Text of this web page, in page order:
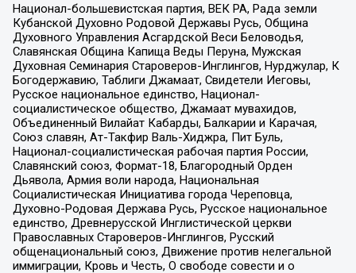
Национал-большевистская партия, ВЕК РА, Рада земли
Кубанской Духовно Родовой Державы Русь, Община
Духовного Управления Асгардской Веси Беловодья,
Славянская Община Капища Веды Перуна, Мужская
Духовная Семинария Староверов-Инглингов, Нурджулар, К
Богодержавию, Таблиги Джамаат, Свидетели Иеговы,
Русское национальное единство, Национал-
социалистическое общество, Джамаат мувахидов,
Объединенный Вилайат Кабарды, Балкарии и Карачая,
Союз славян, Ат-Такфир Валь-Хиджра, Пит Буль,
Национал-социалистическая рабочая партия России,
Славянский союз, Формат-18, Благородный Орден
Дьявола, Армия воли народа, Национальная
Социалистическая Инициатива города Череповца,
Духовно-Родовая Держава Русь, Русское национальное
единство, Древнерусской Инглистической церкви
Православных Староверов-Инглингов, Русский
общенациональный союз, Движение против нелегальной
иммиграции, Кровь и Честь, О свободе совести и о